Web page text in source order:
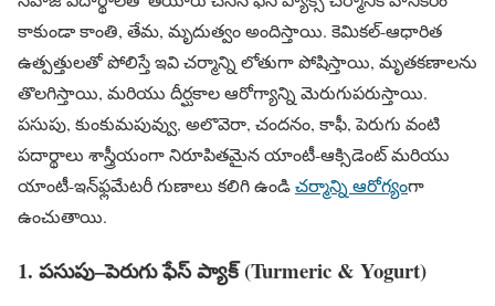
కాకుండా కాంతి, తేమ, మృదుత్వం అందిస్తాయి. కెమికల్-ఆధారిత
ఉత్పత్తులతో పోలిస్తే ఇవి చర్మాన్ని లోతుగా పోషిస్తాయి, మృతకణాలను
తొలగిస్తాయి, మరియు దీర్ఘకాల ఆరోగ్యాన్ని మెరుగుపరుస్తాయి.
పసుపు, కుంకుమపువ్వు, అలొవెరా, చందనం, కాఫీ, పెరుగు వంటి
పదార్థాలు శాస్త్రీయంగా నిరూపితమైన యాంటీ-ఆక్సిడెంట్ మరియు
యాంటీ-ఇన్‌ఫ్లమేటరీ గుణాలు కలిగి ఉండిచర్మాన్ని ఆరోగ్యంగా
ఉంచుతాయి.
1. పసుపు–పెరుగు ఫేస్ ప్యాక్ (Turmeric & Yogurt)